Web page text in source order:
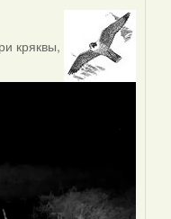
кряквы,